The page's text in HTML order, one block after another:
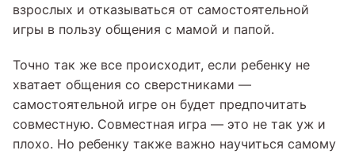
взрослых и отказываться от самостоятельной
игры в пользу общения с мамой и папой.
Точно так же все происходит, если ребенку не
хватает общения со сверстниками —
самостоятельной игре он будет предпочитать
совместную. Совместная игра — это не так уж и
плохо. Но ребенку также важно научиться самому